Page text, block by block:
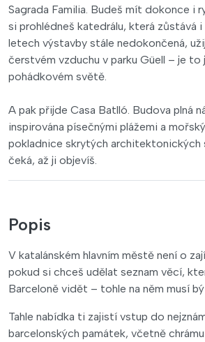
Sagrada Familia. Budeš mít dokonce i
si prohlédneš katedrálu, která zůstává
letech výstavby stále nedokončená,
čerstvém vzduchu v parku Güell – je
pohádkovém světě.
A pak přijde Casa Batlló. Budova plná
inspirována písečnými plážemi a
pokladnice skrytých architektonických
čeká, až ji objevíš.
Popis
V katalánském hlavním městě není o
pokud si chceš udělat seznam věcí,
Barceloně vidět – tohle na něm musí
Tahle nabídka ti zajistí vstup do
barcelonských památek, včetně